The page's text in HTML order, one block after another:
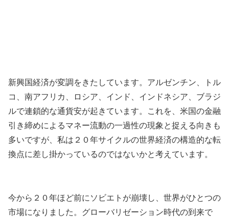
新興国経済が変調をきたしています。アルゼンチン、トル
コ、南アフリカ、ロシア、インド、インドネシア、ブラジ
ルで連鎖的な通貨安が起きています。これを、米国の金融
引き締めによるマネー流動の一過性の現象と捉える向きも
多いですが、私は２０年サイクルの世界経済の構造的な転
換点に差し掛かっているのではないかと考えています。
今から２０年ほど前にソビエトが崩壊し、世界がひとつの
市場になりました。グローバリゼーション時代の到来で